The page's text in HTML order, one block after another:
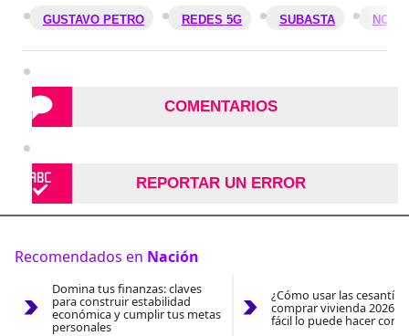
GUSTAVO PETRO REDES 5G SUBASTA
COMENTARIOS
REPORTAR UN ERROR
Recomendados en Nación
Domina tus finanzas: claves
para construir estabilidad
económica y cumplir tus metas
personales
¿Cómo usar las
comprar vivienda 2026?
fácil lo puede hacer con